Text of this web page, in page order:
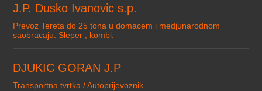
J.P. Dusko Ivanovic s.p.
Prevoz Tereta do 25 tona u domacem i medjunarodnom
saobracaju. Sleper , kombi.
DJUKIC GORAN J.P
Transportna tvrtka / Autoprijevoznik